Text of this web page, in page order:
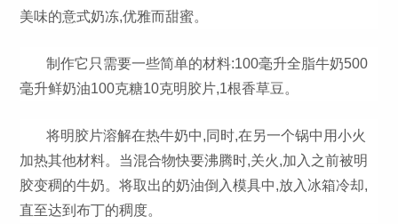
美味的意式奶冻,优雅而甜蜜。
制作它只需要一些简单的材料:100毫升全脂牛奶500
毫升鲜奶油100克糖10克明胶片,1根香草豆。
将明胶片溶解在热牛奶中,同时,在另一个锅中用小火
加热其他材料。当混合物快要沸腾时,关火,加入之前被明
胶变稠的牛奶。将取出的奶油倒入模具中,放入冰箱冷却,
直至达到布丁的稠度。